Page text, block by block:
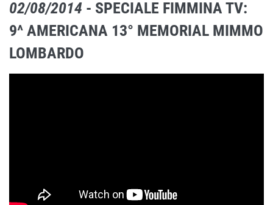
02/08/2014 - SPECIALE FIMMINA TV:
9^ AMERICANA 13° MEMORIAL MIMMO
LOMBARDO